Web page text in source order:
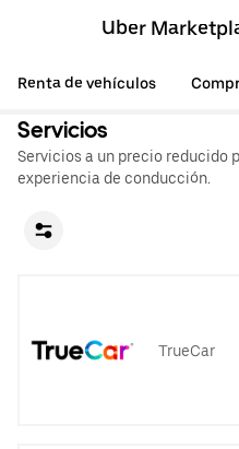
Uber
Renta de vehículos
Servicios
Servicios a un precio reducido
experiencia de conducción.
TrueCar